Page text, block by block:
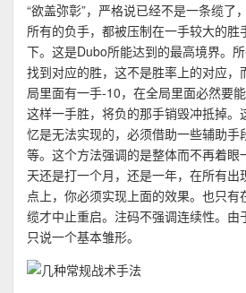
“欲盖弥彰”，严格说已经不是一条缆了
所有的负手，都被压制在一手较大的胜
下。这是Dubo所能达到的最高境界。
找到对应的胜，这不是胜率上的对应，
局里面有一手-10，在全局里面必然要
这样一手胜，将负的那手销毁冲抵掉。
忆是无法实现的，必须借助一些辅助手
等。这个方法强调的是整体而不再着眼
天还是打一个月，还是一年，在所有出
点上，你必须实现上面的效果。也只有
缆才中止重启。注码不强调连续性。由
只说一个基本雏形。